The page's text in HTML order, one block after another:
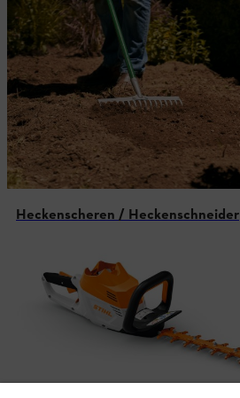
Heckenscheren / Heckenschneider